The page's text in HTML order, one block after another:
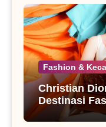
Fashion &
Christian
Destinasi